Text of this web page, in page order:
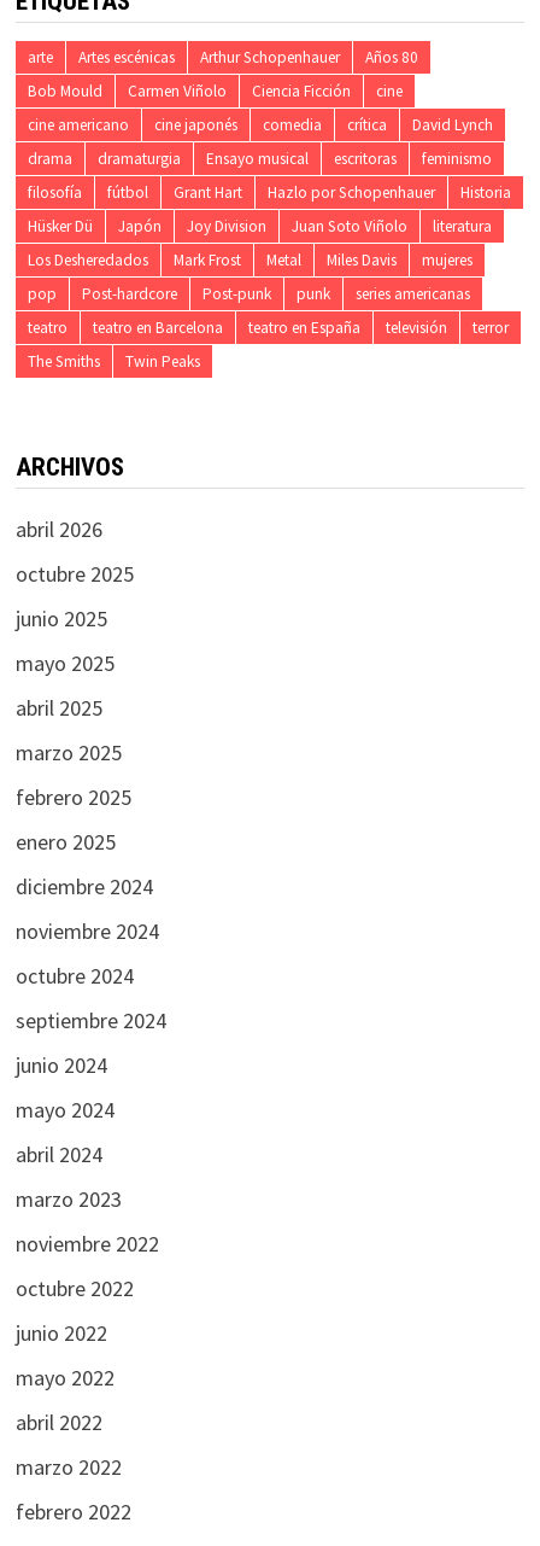
arte Artes escénicas Arthur Schopenhauer
Años 80
Bob Mould
Carmen Viñolo Ciencia Ficción
cine
cine americano
cine japonés comedia crítica
David Lynch
drama
dramaturgia Ensayo musical escritoras
feminismo
filosofía
fútbol Grant Hart Hazlo por Schopenhauer
Historia
Hüsker Dü
Japón Joy Division Juan Soto Viñolo
literatura
Los Desheredados
Mark Frost Metal Miles Davis
mujeres
pop
Post-hardcore Post-punk punk
series americanas
teatro
teatro en Barcelona teatro en España televisión
terror
The Smiths
Twin Peaks
ARCHIVOS
abril 2026
octubre 2025
junio 2025
mayo 2025
abril 2025
marzo 2025
febrero 2025
enero 2025
diciembre 2024
noviembre 2024
octubre 2024
septiembre 2024
junio 2024
mayo 2024
abril 2024
marzo 2023
noviembre 2022
octubre 2022
junio 2022
mayo 2022
abril 2022
marzo 2022
febrero 2022